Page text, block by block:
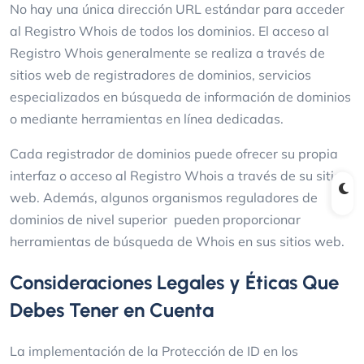
No hay una única dirección URL estándar para acceder
al Registro Whois de todos los dominios. El acceso al
Registro Whois generalmente se realiza a través de
sitios web de registradores de dominios, servicios
especializados en búsqueda de información de dominios
o mediante herramientas en línea dedicadas.
Cada registrador de dominios puede ofrecer su propia
interfaz o acceso al Registro Whois a través de su sitio
web. Además, algunos organismos reguladores de
dominios de nivel superior pueden proporcionar
herramientas de búsqueda de Whois en sus sitios web.
Consideraciones Legales y Éticas Que
Debes Tener en Cuenta
La implementación de la Protección de ID en los